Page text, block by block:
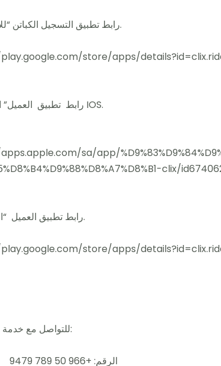
◇ رابط تطبيق التسجيل الكباتن “للاندرويد.
store/apps/
◇رابط تطبيق العميل” التطبيق IOS.
sa/app/
clix/
◇رابط تطبيق العميل “الاندرويد.
store/apps/
◇ للتواصل مع خدمة العملاء:
الرقم: +966 50 789 9479